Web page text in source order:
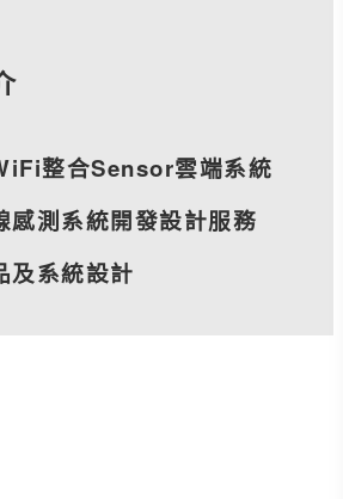
整合Sensor雲端系統
感測系統開發設計服務
及系統設計